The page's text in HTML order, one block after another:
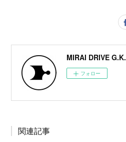
MIRAI DRIVE G.K.
フォロー
関連記事